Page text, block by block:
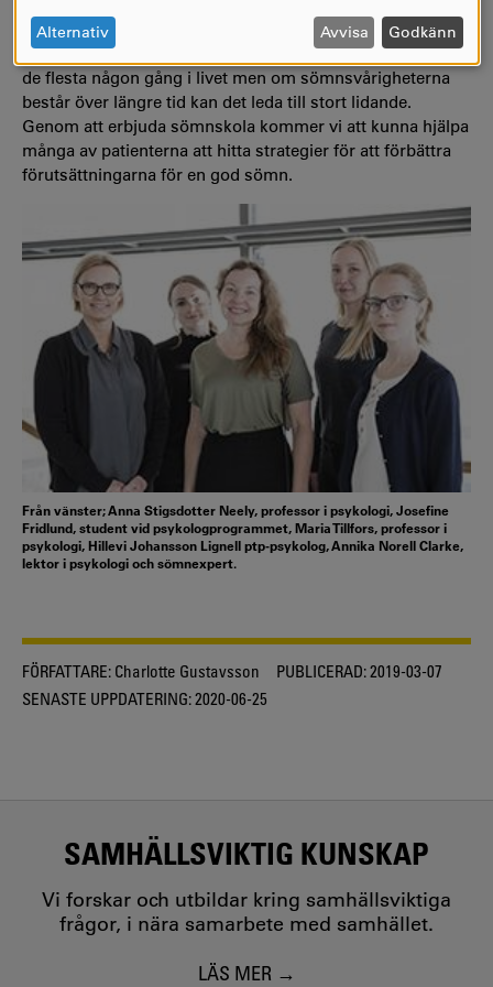
sömnsvårigheter, säger Oskar Eriksson, legitimerad
psykolog vid Vårdcentralen Kronoparken. Detta drabbar
de flesta någon gång i livet men om sömnsvårigheterna
består över längre tid kan det leda till stort lidande.
Genom att erbjuda sömnskola kommer vi att kunna hjälpa
många av patienterna att hitta strategier för att förbättra
förutsättningarna för en god sömn.
Från vänster; Anna Stigsdotter Neely, professor i psykologi, Josefine
Fridlund, student vid psykologprogrammet, Maria Tillfors, professor i
psykologi, Hillevi Johansson Lignell ptp-psykolog, Annika Norell Clarke,
lektor i psykologi och sömnexpert.
FÖRFATTARE: Charlotte Gustavsson PUBLICERAD:2019-03-07
SENASTE UPPDATERING:2020-06-25
SAMHÄLLSVIKTIG KUNSKAP
Vi forskar och utbildar kring samhällsviktiga
frågor, i nära samarbete med samhället.
LÄS MER
OCH
COOKIES
Alternativ Avvisa Godkänn